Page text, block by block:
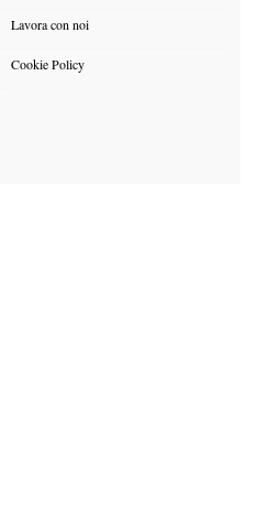
Lavora con noi
Cookie Policy